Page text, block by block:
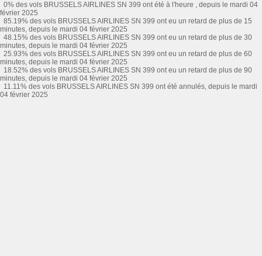
0% des vols BRUSSELS AIRLINES SN 399 ont été à l'heure , depuis le mardi 04
février 2025
85.19% des vols BRUSSELS AIRLINES SN 399 ont eu un retard de plus de 15
minutes, depuis le mardi 04 février 2025
48.15% des vols BRUSSELS AIRLINES SN 399 ont eu un retard de plus de 30
minutes, depuis le mardi 04 février 2025
25.93% des vols BRUSSELS AIRLINES SN 399 ont eu un retard de plus de 60
minutes, depuis le mardi 04 février 2025
18.52% des vols BRUSSELS AIRLINES SN 399 ont eu un retard de plus de 90
minutes, depuis le mardi 04 février 2025
11.11% des vols BRUSSELS AIRLINES SN 399 ont été annulés, depuis le mardi
04 février 2025